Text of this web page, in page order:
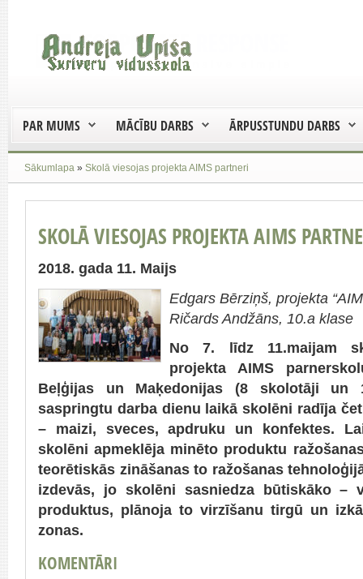
PAR MUMS MĀCĪBU DARBS ĀRPUSSTUNDU DARBS
Sākumlapa » Skolā viesojas projekta AIMS partneri
SKOLĀ VIESOJAS PROJEKTA AIMS
2018. gada 11. Maijs
Edgars Bērziņš, projekta
Ričards Andžāns, 10.a klase
No 7. līdz 11.maijam
projekta AIMS
Beļģijas un Maķedonijas (8 skolotāji un
saspringtu darba dienu laikā skolēni radīja
– maizi, sveces, apdruku un konfektes.
skolēni apmeklēja minēto produktu
teorētiskās zināšanas to ražošanas
izdevās, jo skolēni sasniedza būtiskāko –
produktus, plānoja to virzīšanu tirgū un
zonas.
KOMENTĀRI